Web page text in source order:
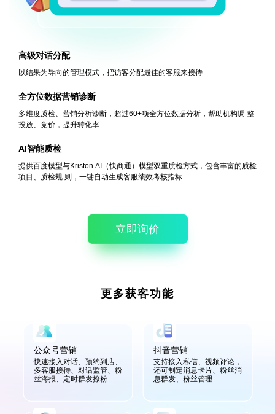
高级对话分配
以结果为导向的管理模式，把访客分配最佳的客服来接待
全方位数据营销诊断
多维度质检、营销分析诊断，超过60+项全方位数据分析，帮助机构调 整
投放、竞价，提升转化率
AI智能质检
提供百度模型与Kriston.AI（快商通）模型双重质检方式，包含丰富的质检
项目、质检规 则，一键自动生成客服绩效考核指标
立即询价
更多获客功能
公众号营销
快速接入对话、预约到店、
多客服接待、对话监管、粉
丝海报、定时群发撩粉
抖音营销
支持接入私信、视频评论，
还可制定消息卡片、粉丝消
息群发、粉丝管理